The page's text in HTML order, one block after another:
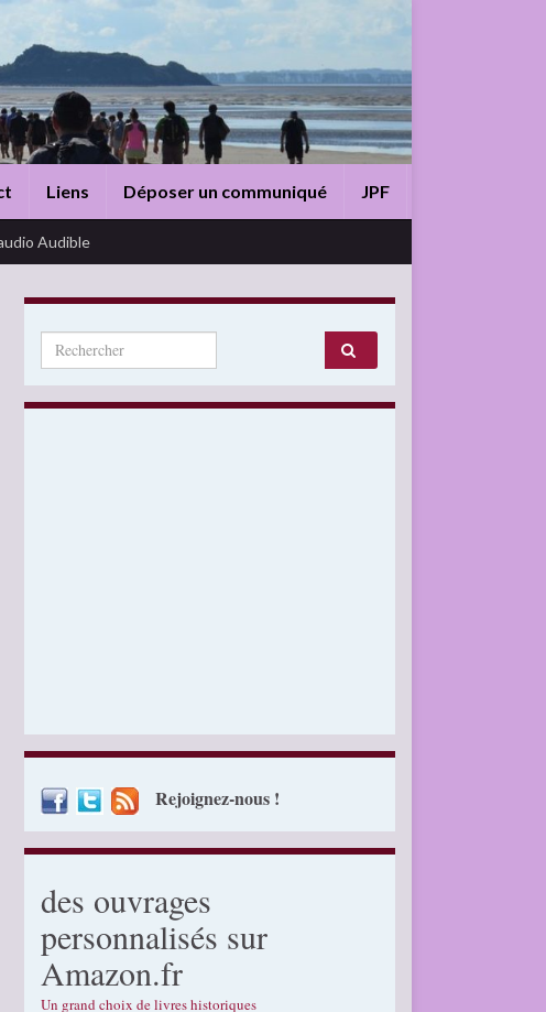
Liens Déposer un communiqué JPF
Audible
Search for:
Rejoignez-nous !
des ouvrages
personnalisés sur
Amazon.fr
Un grand choix de livres historiques